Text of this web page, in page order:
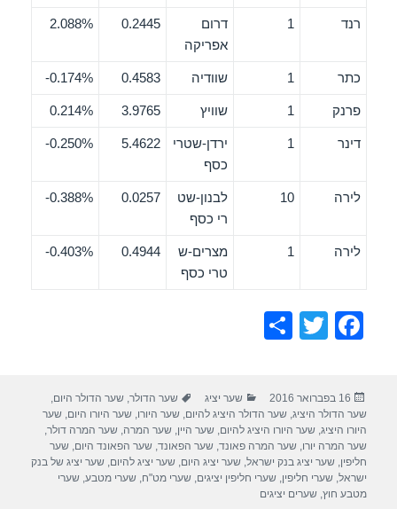
רנד 1
דרום
אפריקה
0.2445
2.088%
כתר 1 שוודיה 0.4583
0.174%-
פרנק 1 שוויץ 3.9765
0.214%
דינר 1
ירדן-שטרי
כסף
5.4622
0.250%-
לירה 10
לבנון-שט
רי כסף
0.0257
0.388%-
לירה 1
מצרים-ש
טרי כסף
0.4944
0.403%-
F
e
b
o
o
T
er
e
פורסם
בתאריך
16 בפברואר 2016 קטגוריות
שער יציג תגיות
שער הדולר,שער הדולר היום,
שער הדולר היציג,שער הדולר היציג להיום,שער היורו,שער היורו היום,שער
היורו היציג,שער היורו היציג להיום,שער היין,שער המרה,שער המרה דולר,
שער המרה יורו,שער המרה פאונד,שער הפאונד,שער הפאונד היום,שער
חליפין,שער יציג בנק ישראל,שער יציג היום,שער יציג להיום,שער יציג של בנק
ישראל,שערי חליפין,שערי חליפין יציגים,שערי מט"ח,שערי מטבע,שערי
מטבע חוץ,שערים יציגים